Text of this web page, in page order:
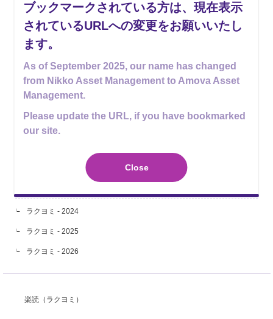
楽読（ラクヨミ）
最新5件
スを速める可能性に言及～
8月の金融政策、政治・経済イベント
米政策金利、5会合連続の据え置き～年内に1回の利上げとの見方が有
力ながら、9月の利上げ観測は後退～
足元の金相場を読み解く～米金利が重荷も、根強い構造的需要～
ラクヨミ - 2024
ラクヨミ - 2025
ラクヨミ - 2026
楽読（ラクヨミ）
ブックマークされている方は、現在表示
されているURLへの変更をお願いいたし
ます。
As of September 2025, our name has changed
from Nikko Asset Management to Amova Asset
Management.
Please update the URL, if you have bookmarked
our site.
Close